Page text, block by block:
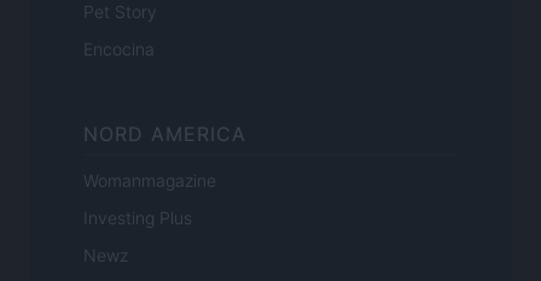
Pet Story
Encocina
NORD AMERICA
Womanmagazine
Investing Plus
Newz